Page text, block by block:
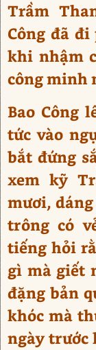
Trầm
Công đã
khi nhậm
công minh
Bao Công
tức vào
bắt đứng
xem kỹ
mươi,
trông có
tiếng hỏi
gì mà giết
đặng bản
khóc mà
ngày trước